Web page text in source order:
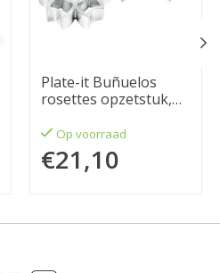
Plate-it Buñuelos
rosettes opzetstuk,
Op voorraad
€21,10